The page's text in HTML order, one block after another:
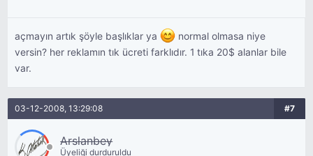
açmayın artık şöyle başlıklar ya
normal olmasa niye
versin? her reklamın tık ücreti farklıdır. 1 tıka 20$ alanlar bile
var.
03-12-2008, 13:29:08 #7
Arslanbey
Üyeliği durduruldu